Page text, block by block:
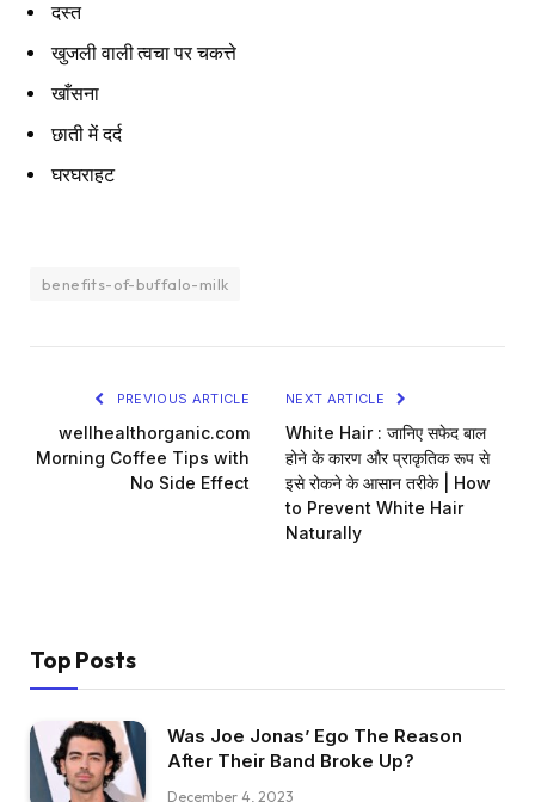
दस्त
खुजली वाली त्वचा पर चकत्ते
खाँसना
छाती में दर्द
घरघराहट
benefits-of-buffalo-milk
PREVIOUS ARTICLE
wellhealthorganic.com
Morning Coffee Tips with
No Side Effect
NEXT ARTICLE
White Hair : जानिए सफेद बाल
होने के कारण और प्राकृतिक रूप से
इसे रोकने के आसान तरीके | How
to Prevent White Hair
Naturally
Top Posts
Was Joe Jonas’ Ego The Reason
After Their Band Broke Up?
December 4, 2023